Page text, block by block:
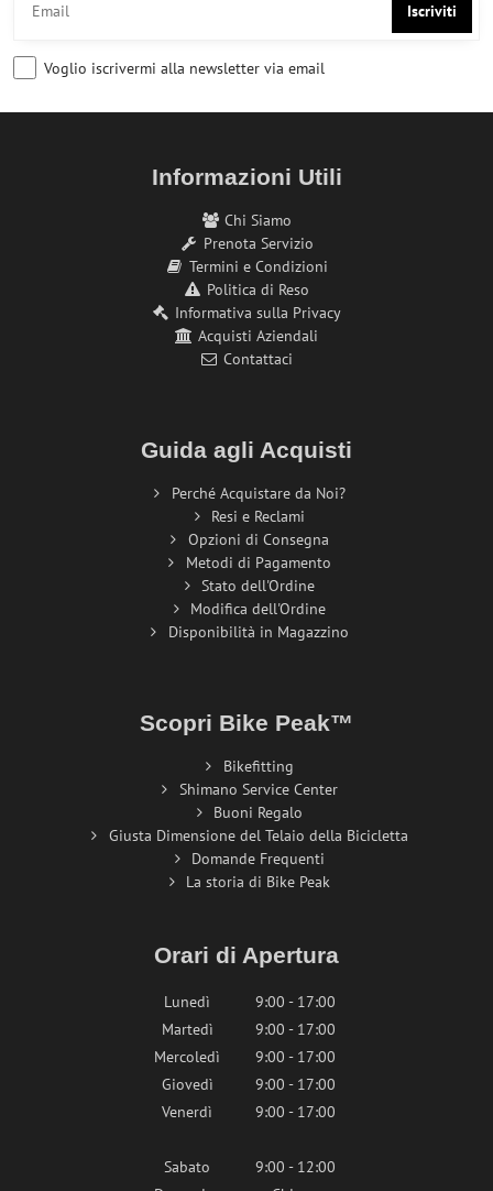
Iscriviti
Voglio iscrivermi alla newsletter via email
Informazioni Utili
Chi Siamo
Prenota Servizio
Termini e Condizioni
Politica di Reso
Informativa sulla Privacy
Acquisti Aziendali
Contattaci
Guida agli Acquisti
Perché Acquistare da Noi?
Resi e Reclami
Opzioni di Consegna
Metodi di Pagamento
Stato dell'Ordine
Modifica dell'Ordine
Disponibilità in Magazzino
Scopri Bike Peak™
Bikefitting
Shimano Service Center
Buoni Regalo
Giusta Dimensione del Telaio della Bicicletta
Domande Frequenti
La storia di Bike Peak
Orari di Apertura
Lunedì
9:00 - 17:00
Martedì
9:00 - 17:00
Mercoledì
9:00 - 17:00
Giovedì
9:00 - 17:00
Venerdì
9:00 - 17:00
Sabato
9:00 - 12:00